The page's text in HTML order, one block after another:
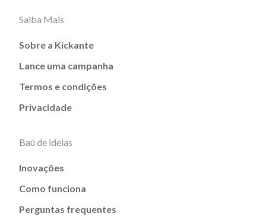
Saiba Mais
Sobre a Kickante
Lance uma campanha
Termos e condições
Privacidade
Baú de ideias
Inovações
Como funciona
Perguntas frequentes